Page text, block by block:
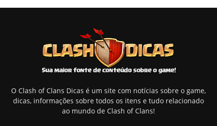
O Clash of Clans Dicas é um site com notícias sobre o game,
dicas, informações sobre todos os itens e tudo relacionado
ao mundo de Clash of Clans!